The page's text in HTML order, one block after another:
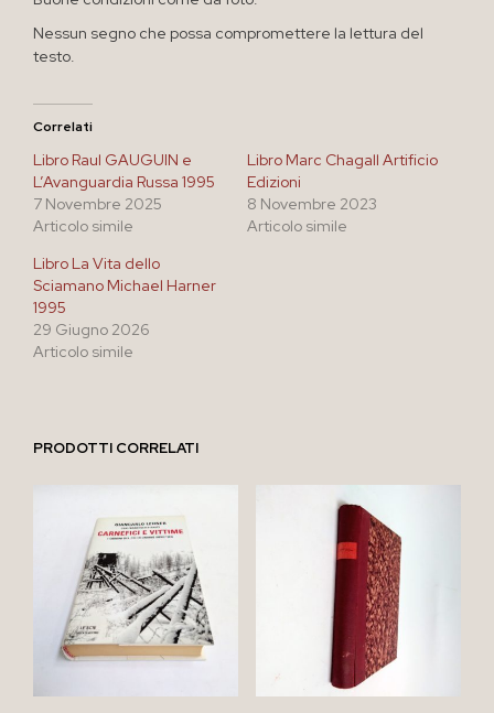
Nessun segno che possa compromettere la lettura del
testo.
Correlati
Libro Raul GAUGUIN e
L’Avanguardia Russa 1995
7 Novembre 2025
Articolo simile
Libro Marc Chagall Artificio
Edizioni
8 Novembre 2023
Articolo simile
Libro La Vita dello
Sciamano Michael Harner
1995
29 Giugno 2026
Articolo simile
PRODOTTI CORRELATI